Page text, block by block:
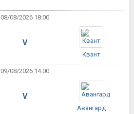
08/08/2026 18:00
V
Квант
09/08/2026 14:00
V
Авангард